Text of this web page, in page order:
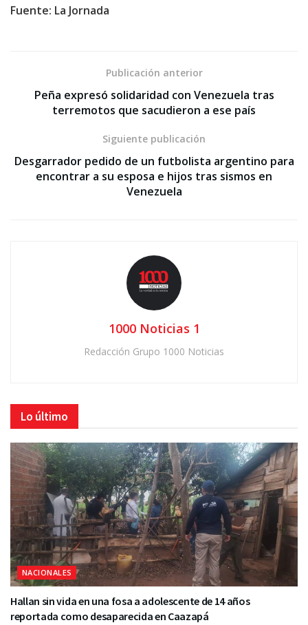
Fuente: La Jornada
Publicación anterior
Peña expresó solidaridad con Venezuela tras
terremotos que sacudieron a ese país
Siguiente publicación
Desgarrador pedido de un futbolista argentino para
encontrar a su esposa e hijos tras sismos en
Venezuela
1000 Noticias 1
Redacción Grupo 1000 Noticias
Lo último
NACIONALES
Hallan sin vida en una fosa a adolescente de 14 años
reportada como desaparecida en Caazapá